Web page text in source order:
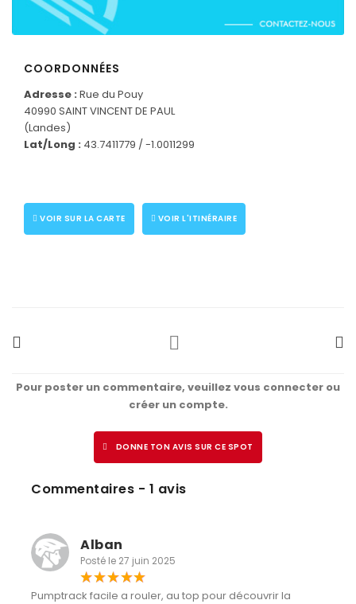
COORDONNÉES
Adresse : Rue du Pouy
40990 SAINT VINCENT DE PAUL
(Landes)
Lat/Long : 43.7411779 / -1.0011299
VOIR SUR LA CARTE VOIR L'ITINÉRAIRE
Pour poster un commentaire, veuillez vous connecter ou
créer un compte.
DONNE TON AVIS SUR CE SPOT
Commentaires - 1 avis
Alban
Posté le 27 juin 2025
Pumptrack facile a rouler, au top pour découvrir la